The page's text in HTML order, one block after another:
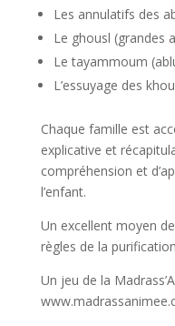
Les annulatifs des
Le ghousl (grandes
Le tayammoum
L’essuyage des
Chaque famille est
explicative et
compréhension et
l’enfant.
Un excellent moyen
règles de la
Un jeu de la